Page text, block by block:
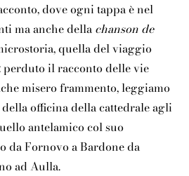
dove ogni tappa è nel
ma anche della chanson de
quella del viaggio
perduto il racconto delle vie
misero frammento, leggiamo
officina della cattedrale agli
antelamico col suo
da Fornovo a Bardone da
ad Aulla.